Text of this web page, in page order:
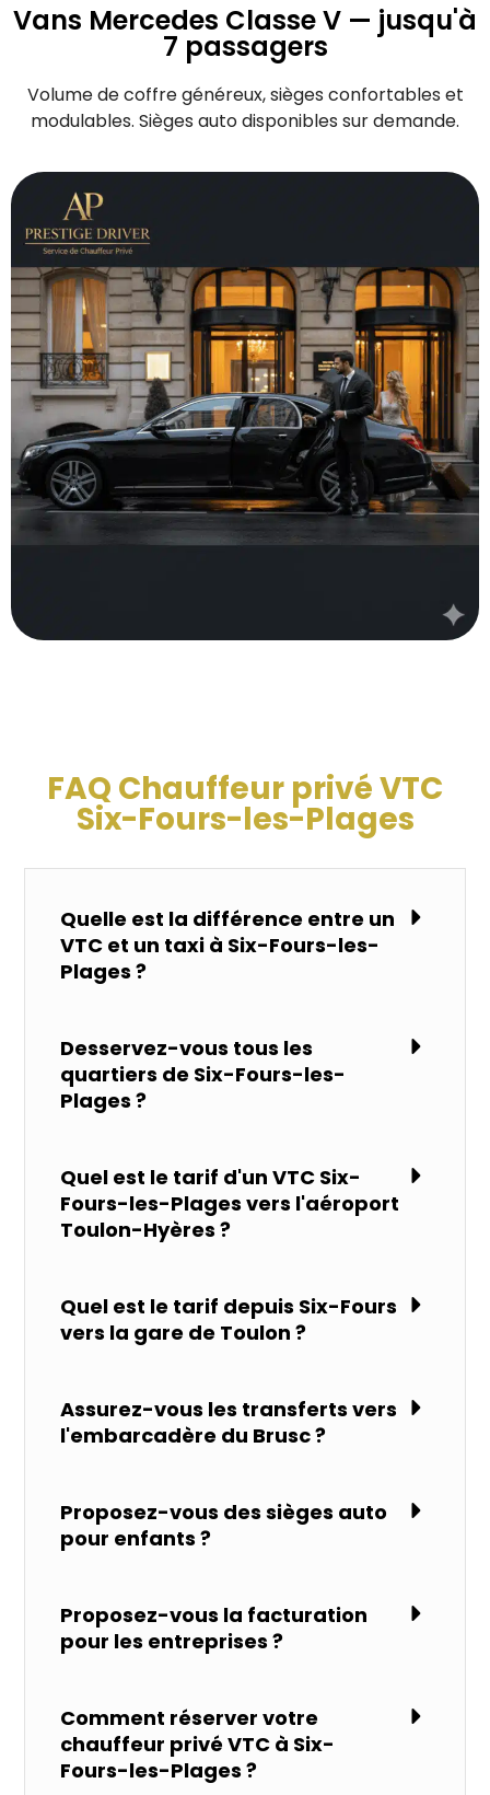
Vans Mercedes Classe V — jusqu'à
7 passagers
Volume de coffre généreux, sièges confortables et
modulables. Sièges auto disponibles sur demande.
FAQ Chauffeur privé VTC
Six-Fours-les-Plages
Quelle est la différence entre un
VTC et un taxi à Six-Fours-les-
Plages ?
Desservez-vous tous les
quartiers de Six-Fours-les-
Plages ?
Quel est le tarif d'un VTC Six-
Fours-les-Plages vers l'aéroport
Toulon-Hyères ?
Quel est le tarif depuis Six-Fours
vers la gare de Toulon ?
Assurez-vous les transferts vers
l'embarcadère du Brusc ?
Proposez-vous des sièges auto
pour enfants ?
Proposez-vous la facturation
pour les entreprises ?
Comment réserver votre
chauffeur privé VTC à Six-
Fours-les-Plages ?